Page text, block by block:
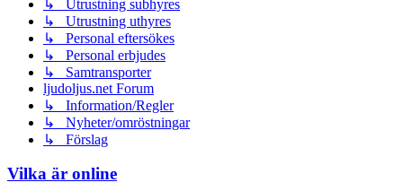
↳ Utrustning subhyres
↳ Utrustning uthyres
↳ Personal eftersökes
↳ Personal erbjudes
↳ Samtransporter
ljudoljus.net Forum
↳ Information/Regler
↳ Nyheter/omröstningar
↳ Förslag
Vilka är online